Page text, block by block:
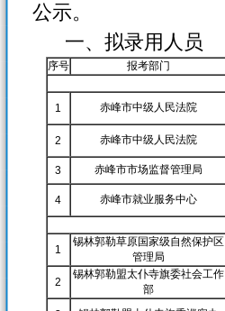
公示。
一、拟录用人员
序号 报考部门
1
赤峰市中级人民法院
2 赤峰市中级人民法院
3 赤峰市市场监督管理局
4 赤峰市就业服务中心
1
锡林郭勒草原国家级自然保护区
管理局
2
锡林郭勒盟太仆寺旗委社会工作
部